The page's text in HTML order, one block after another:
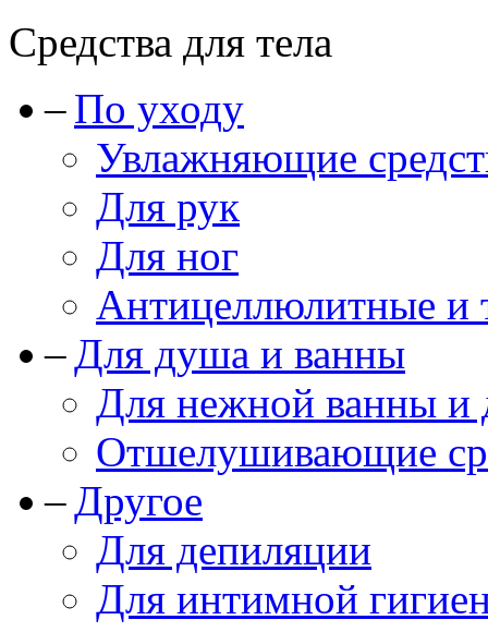
Средства для тела
По уходу
Увлажняющие
Для рук
Для ног
Антицеллюлитные и
Для душа и ванны
Для нежной ванны и
Отшелушивающие
Другое
Для депиляции
Для интимной